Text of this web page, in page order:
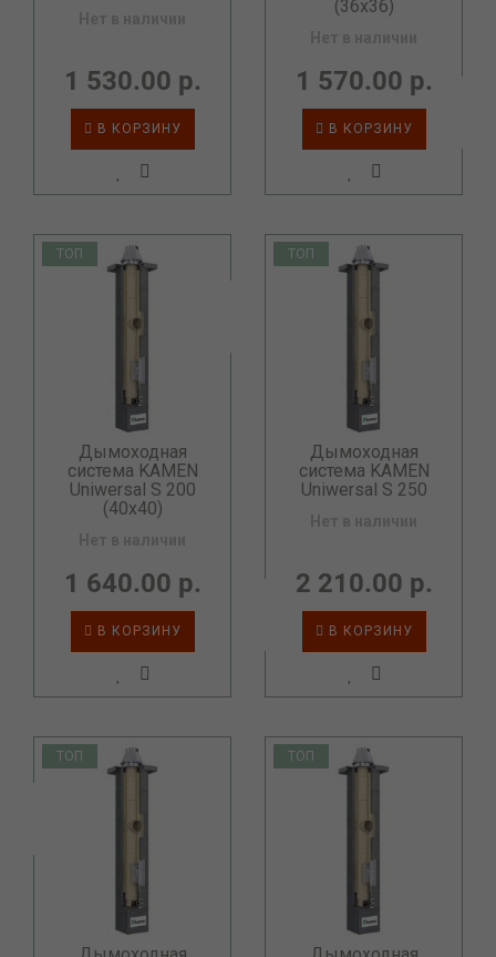
1 530.00 р.
В КОРЗИНУ
(36x36)
1 570.00 р.
В КОРЗИНУ
ТОП
Дымоходная
система KAMEN
Uniwersal S 200
(40x40)
1 640.00 р.
В КОРЗИНУ
ТОП
Дымоходная
система KAMEN
Uniwersal S 250
2 210.00 р.
В КОРЗИНУ
ТОП ТОП